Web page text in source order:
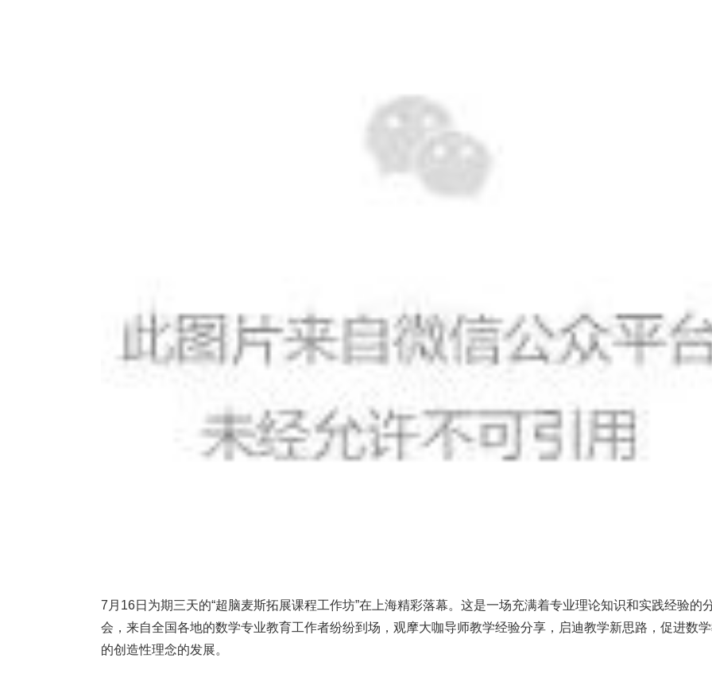
7月16日为期三天的“超脑麦斯拓展课程工作坊”在上海精彩落幕。这是一场充满着专业理论知识和实践经验的
会，来自全国各地的数学专业教育工作者纷纷到场，观摩大咖导师教学经验分享，启迪教学新思路，促进数
的创造性理念的发展。